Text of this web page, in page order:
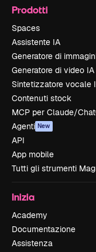
Prodotti
Spaces
Assistente IA
Generatore di
Generatore di video IA
Sintetizzatore vocale
Contenuti stock
MCP per Claude/
Agenti New
API
App mobile
Tutti gli strumenti
Inizia
Academy
Documentazione
Assistenza